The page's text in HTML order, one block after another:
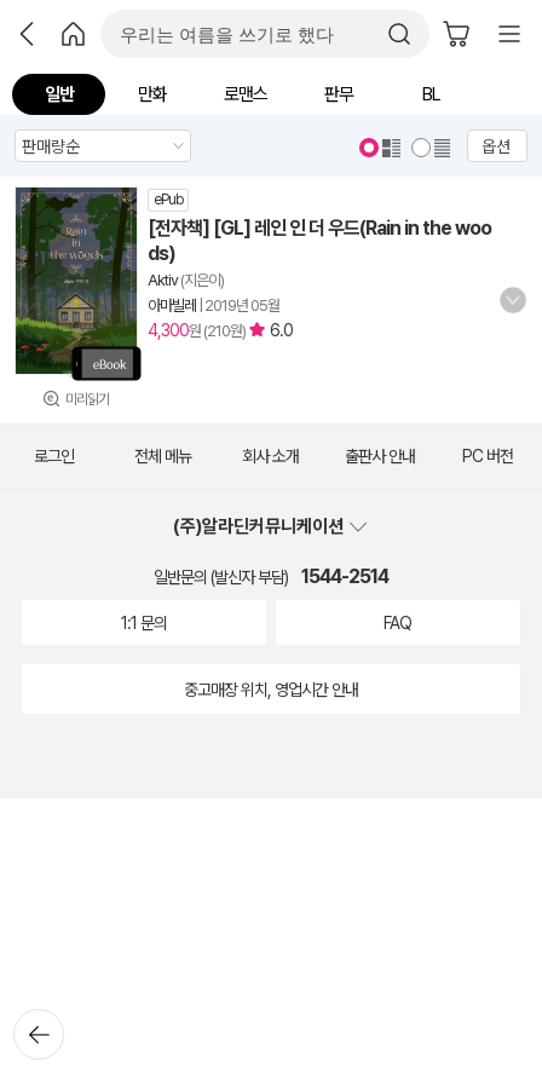
일반 만화 로맨스 판무 BL
옵션
미리읽기
ePub
[전자책] [GL] 레인 인 더 우드(Rain in the woo
ds)
Aktiv(지은이)
아마빌레
2019년 05월
4,300원 (210원) 6.0
뒤로가
기
로그인 전체 메뉴 회사 소개 출판사 안내 PC 버전
(주)알라딘커뮤니케이션
일반문의 (발신자 부담) 1544-2514
1:1 문의 FAQ
중고매장 위치, 영업시간 안내